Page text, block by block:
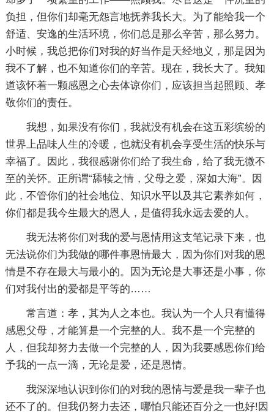
负担，但你们却毫无怨言地抚养我长大。为了能给我一个
舒适、安逸的生活环境，你们总是那么辛苦，那么努力。
小时候，我总把你们对我的好当作是天经地义，那是因为
我不了解，也不知道你们的辛苦。现在，我长大了。我知
道该怀着一颗感恩之心去体谅你们，应该担当起照顾、孝
敬你们的责任。
我想，如果没有你们，我就没有机会在这五彩缤纷的
世界上品味人生的冷暖，也就没有机会享受生活的快乐与
幸福了。因此，我很感谢你们给了我生命，给了我无微不
至的关怀。正所谓“舔犊之情，父母之爱，深如大海”。因
此，不管你们的社会地位、知识水平以及其它素养如何，
你们都是我今生最大的恩人，是值得我永远去爱的人。
我无法将你们对我的爱与恩情用这支笔记录下来，也
无法说你们为我做的哪件事恩情最大，因为你们对我的恩
情是不存在最大与最小的。因为无论是大事还是小事，你
们对我付出的爱都是平等的……
常言道：孝，其为人之本也。我认为一个人只有懂得
感恩父母，才能算是一个完整的人。我不是一个完整的
人，但我却努力去做一个完整的人，因为我要感恩你们给
予我的一点一滴，无论是爱，还是恩情。
我深深地认识到你们的对我的恩情与爱是我一辈子也
还不了的。但我仍努力去还，哪怕只能还百分之一也好!因